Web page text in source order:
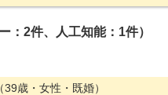
：2件、人工知能：1件）
（39歳・女性・既婚）